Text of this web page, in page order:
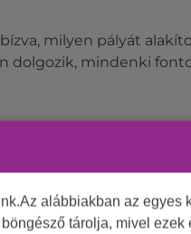
milyen pályát
dolgozik, mindenki
alábbiakban az egyes
tárolja, mivel ezek